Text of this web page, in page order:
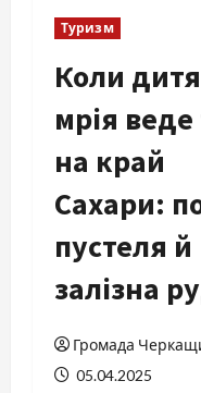
Туризм
Коли
мрія веде
на край
Сахари:
пустеля й
залізна
Громада
05.04.2025